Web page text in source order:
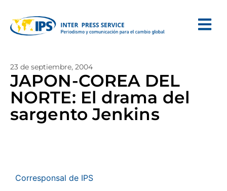
23 de septiembre, 2004
JAPON-COREA DEL
NORTE: El drama del
sargento Jenkins
Corresponsal de IPS